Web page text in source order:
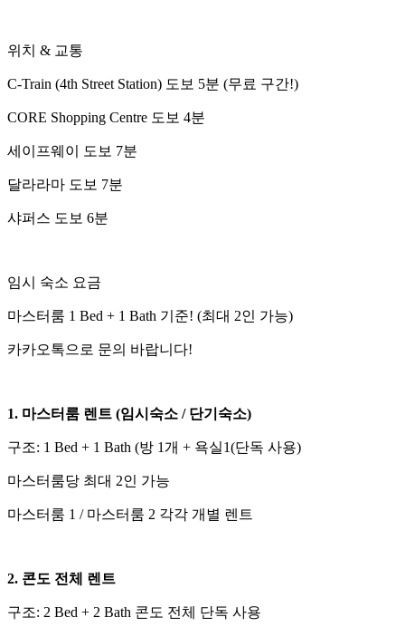
위치 & 교통
C-Train (4th Street Station) 도보 5분 (무료 구간!)
CORE Shopping Centre 도보 4분
세이프웨이 도보 7분
달라라마 도보 7분
샤퍼스 도보 6분
임시 숙소 요금
마스터룸 1 Bed + 1 Bath 기준! (최대 2인 가능)
카카오톡으로 문의 바랍니다!
1. 마스터룸 렌트 (임시숙소 / 단기숙소)
구조: 1 Bed + 1 Bath (방 1개 + 욕실1(단독 사용)
마스터룸당 최대 2인 가능
마스터룸 1 / 마스터룸 2 각각 개별 렌트
2. 콘도 전체 렌트
구조: 2 Bed + 2 Bath 콘도 전체 단독 사용